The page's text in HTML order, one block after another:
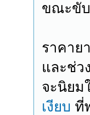
ขณะขั
ราคาย
และช่ว
จะนิยม
เงียบ ที่